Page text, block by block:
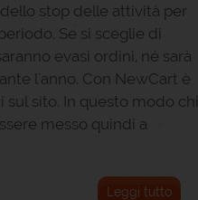
stop delle attività per
Se si sceglie di
evasi ordini, né sarà
l'anno. Con NewCart è
sito. In questo modo chi
messo quindi a
Leggi tutto